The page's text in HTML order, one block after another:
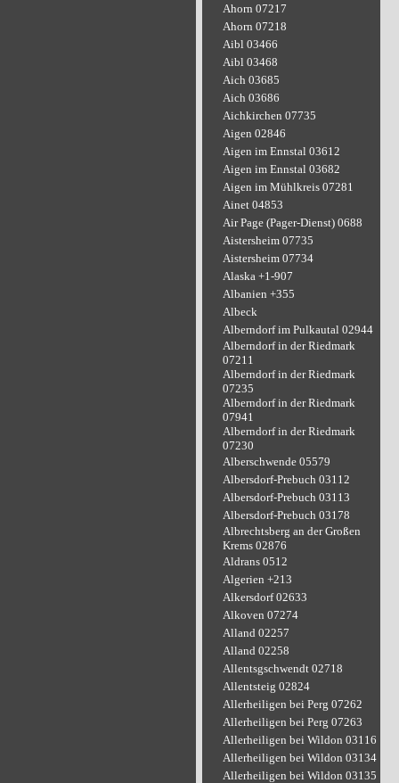
Ahorn 07217
Ahorn 07218
Aibl 03466
Aibl 03468
Aich 03685
Aich 03686
Aichkirchen 07735
Aigen 02846
Aigen im Ennstal 03612
Aigen im Ennstal 03682
Aigen im Mühlkreis 07281
Ainet 04853
Air Page (Pager-Dienst) 0688
Aistersheim 07735
Aistersheim 07734
Alaska +1-907
Albanien +355
Albeck
Alberndorf im Pulkautal 02944
Alberndorf in der Riedmark
07211
Alberndorf in der Riedmark
07235
Alberndorf in der Riedmark
07941
Alberndorf in der Riedmark
07230
Alberschwende 05579
Albersdorf-Prebuch 03112
Albersdorf-Prebuch 03113
Albersdorf-Prebuch 03178
Albrechtsberg an der Großen
Krems 02876
Aldrans 0512
Algerien +213
Alkersdorf 02633
Alkoven 07274
Alland 02257
Alland 02258
Allentsgschwendt 02718
Allentsteig 02824
Allerheiligen bei Perg 07262
Allerheiligen bei Perg 07263
Allerheiligen bei Wildon 03116
Allerheiligen bei Wildon 03134
Allerheiligen bei Wildon 03135